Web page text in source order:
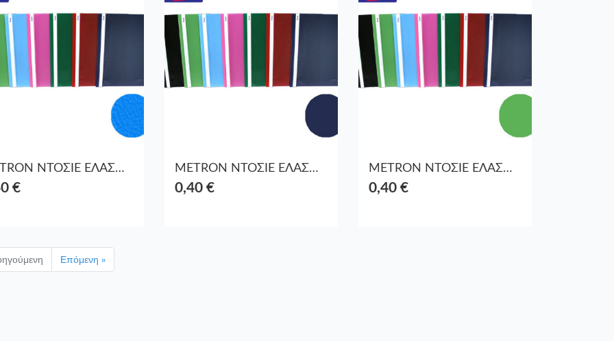
METRON ΝΤΟΣΙΕ ΕΛΑΣΜΑ ΠΛΑΣΤ. 1670-130 ΓΑΛΑΖΙΟ
€
METRON ΝΤΟΣΙΕ ΕΛΑΣΜΑ ΠΛΑΣΤ. 1670-140 ΜΠΛΕ
0,40 €
METRON ΝΤΟΣΙΕ ΕΛΑΣΜΑ ΠΛΑΣΤ. 1670-150 ΛΑΧΑΝΙ
0,40 €
Επόμενη »